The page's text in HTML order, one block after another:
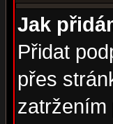
Jak
Přidat
přes
zatržením